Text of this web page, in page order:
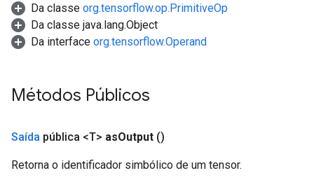
Da classe org.tensorflow.op.PrimitiveOp
Da classe java.lang.Object
Da interface org.tensorflow.Operand
Métodos Públicos
Saída pública <T> asOutput ()
Retorna o identificador simbólico de um tensor.